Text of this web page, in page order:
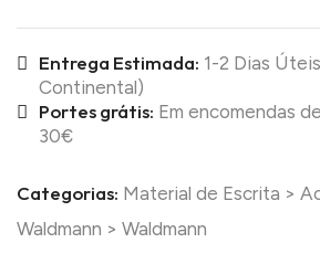
Entrega Estimada: 1-2 Dias
Continental)
Portes grátis: Em encomendas
30€
Categorias: Material de Escrita >
Waldmann > Waldmann